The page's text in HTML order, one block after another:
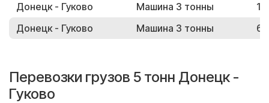
Донецк - Гуково
Машина 3 тонны
Донецк - Гуково
Машина 3 тонны
Перевозки грузов 5 тонн Донецк -
Гуково